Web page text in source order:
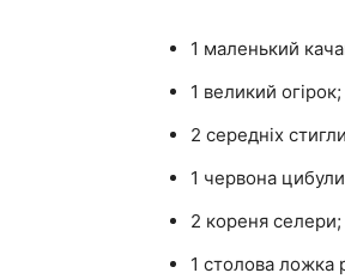
1 маленький
1 великий огірок;
2 середніх
1 червона
2 кореня селери;
1 столова ложка